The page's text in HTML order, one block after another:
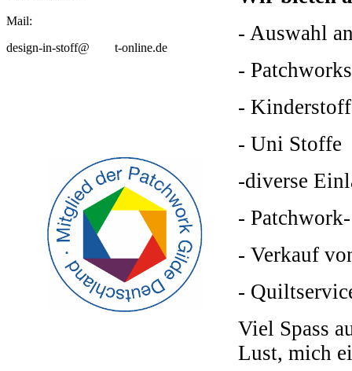
Mail:
design-in-stoff@ t-online.de
- Auswahl
-
-
- Uni Stoffe
-diverse
-
- Verkauf
-
Viel Spass
Lust, mich